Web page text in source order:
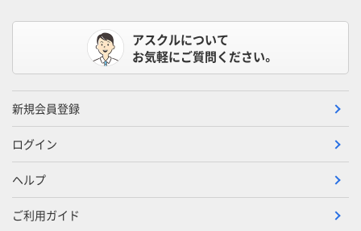
アスクルについて
お気軽にご質問ください。
新規会員登録
ログイン
ヘルプ
ご利用ガイド